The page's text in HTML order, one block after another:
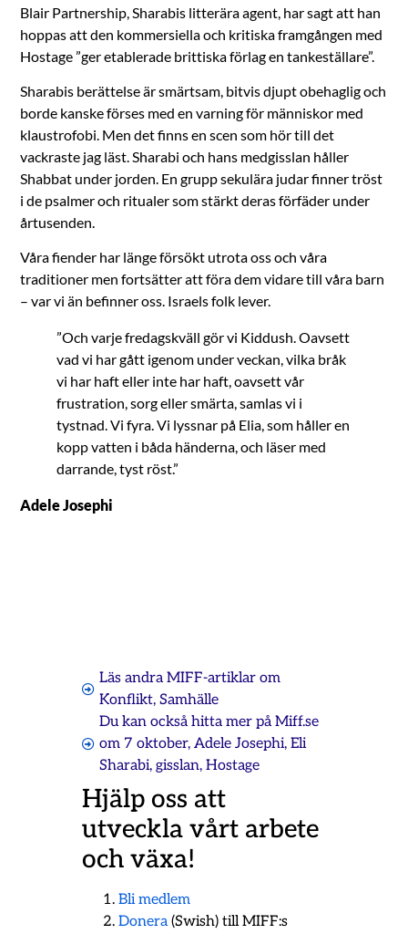
Blair Partnership, Sharabis litterära agent, har sagt att han
hoppas att den kommersiella och kritiska framgången med
Hostage ”ger etablerade brittiska förlag en tankeställare”.
Sharabis berättelse är smärtsam, bitvis djupt obehaglig och
borde kanske förses med en varning för människor med
klaustrofobi. Men det finns en scen som hör till det
vackraste jag läst. Sharabi och hans medgisslan håller
Shabbat under jorden. En grupp sekulära judar finner tröst
i de psalmer och ritualer som stärkt deras förfäder under
årtusenden.
Våra fiender har länge försökt utrota oss och våra
traditioner men fortsätter att föra dem vidare till våra barn
– var vi än befinner oss. Israels folk lever.
”Och varje fredagskväll gör vi Kiddush. Oavsett
vad vi har gått igenom under veckan, vilka bråk
vi har haft eller inte har haft, oavsett vår
frustration, sorg eller smärta, samlas vi i
tystnad. Vi fyra. Vi lyssnar på Elia, som håller en
kopp vatten i båda händerna, och läser med
darrande, tyst röst.”
Adele Josephi
Läs andra MIFF-artiklar om
Konflikt, Samhälle
Du kan också hitta mer på Miff.se
om 7 oktober, Adele Josephi, Eli
Sharabi, gisslan, Hostage
Hjälp oss att
utveckla vårt arbete
och växa!
Bli medlem
Donera(Swish) till MIFF:s